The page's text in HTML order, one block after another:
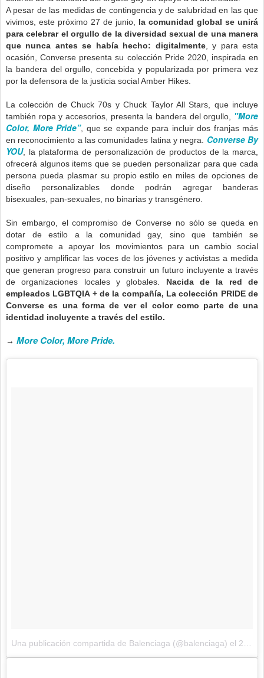
A pesar de las medidas de contingencia y de salubridad en las que
vivimos, este próximo 27 de junio,
la comunidad global se unirá
para celebrar el orgullo de la diversidad sexual de una manera
que nunca antes se había hecho: digitalmente, y para esta
ocasión, Converse presenta su colección Pride 2020, inspirada en
la bandera del orgullo, concebida y popularizada por primera vez
por la defensora de la justicia social Amber Hikes.
La colección de Chuck 70s y Chuck Taylor All Stars, que incluye
también ropa y accesorios, presenta la bandera del orgullo,
"More
Color, More Pride”, que se expande para incluir dos franjas más
en reconocimiento a las comunidades latina y negra.
Converse By
YOU, la plataforma de personalización de productos de la marca,
ofrecerá algunos items que se pueden personalizar para que cada
persona pueda plasmar su propio estilo en miles de opciones de
diseño personalizables donde podrán agregar banderas
bisexuales, pan-sexuales, no binarias y transgénero.
Sin embargo, el compromiso de Converse no sólo se queda en
dotar de estilo a la comunidad gay, sino que también se
compromete a apoyar los movimientos para un cambio social
positivo y amplificar las voces de los jóvenes y activistas a medida
que generan progreso para construir un futuro incluyente a través
de organizaciones locales y globales. Nacida de la red de
empleados LGBTQIA + de la compañía, La colección PRIDE de
Converse es una forma de ver el color como parte de una
identidad incluyente a través del estilo.
→ More Color, More Pride.
Una publicación compartida de Balenciaga (@balenciaga) el 29 de Sep de 2017 a la(s) 12:32 PDT